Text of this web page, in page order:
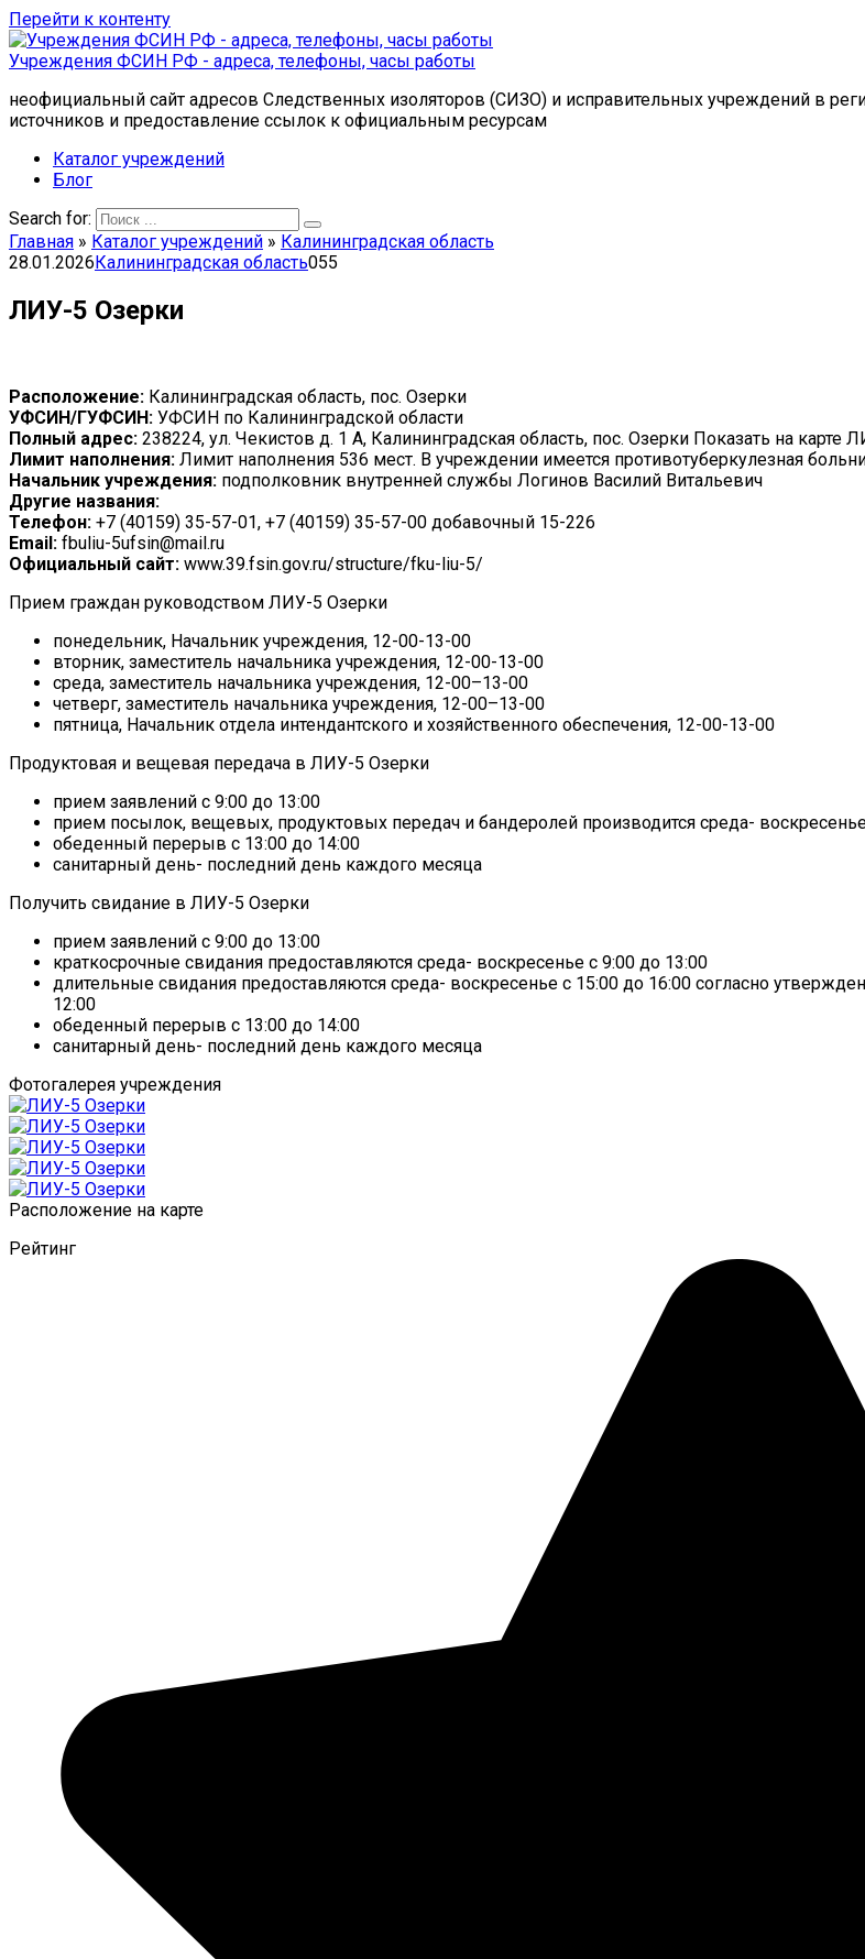
Перейти к контенту
Учреждения ФСИН РФ - адреса, телефоны, часы работы
неофициальный сайт адресов Следственных изоляторов (СИЗО) и исправительных учреждений в
источников и предоставление ссылок к официальным ресурсам
Каталог учреждений
Блог
Search for:
Главная » Каталог учреждений » Калининградская область
28.01.2026Калининградская область055
ЛИУ-5 Озерки
Расположение: Калининградская область, пос. Озерки
УФСИН/ГУФСИН: УФСИН по Калининградской области
Полный адрес: 238224, ул. Чекистов д. 1 А, Калининградская область, пос. Озерки Показать на карте
Лимит наполнения: Лимит наполнения 536 мест. В учреждении имеется противотуберкулезная
Начальник учреждения: подполковник внутренней службы Логинов Василий Витальевич
Другие названия:
Телефон: +7 (40159) 35-57-01, +7 (40159) 35-57-00 добавочный 15-226
Email: fbuliu-5ufsin@mail.ru
Официальный сайт: www.39.fsin.gov.ru/structure/fku-liu-5/
Прием граждан руководством ЛИУ-5 Озерки
понедельник, Начальник учреждения, 12-00-13-00
вторник, заместитель начальника учреждения, 12-00-13-00
среда, заместитель начальника учреждения, 12-00–13-00
четверг, заместитель начальника учреждения, 12-00–13-00
пятница, Начальник отдела интендантского и хозяйственного обеспечения, 12-00-13-00
Продуктовая и вещевая передача в ЛИУ-5 Озерки
прием заявлений с 9:00 до 13:00
прием посылок, вещевых, продуктовых передач и бандеролей производится среда-
обеденный перерыв с 13:00 до 14:00
санитарный день- последний день каждого месяца
Получить свидание в ЛИУ-5 Озерки
прием заявлений с 9:00 до 13:00
краткосрочные свидания предоставляются среда- воскресенье с 9:00 до 13:00
длительные свидания предоставляются среда- воскресенье с 15:00 до 16:00 согласно
12:00
обеденный перерыв с 13:00 до 14:00
санитарный день- последний день каждого месяца
Фотогалерея учреждения
Расположение на карте
Рейтинг